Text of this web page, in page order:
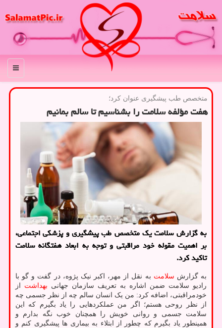
منو
متخصص طب پیشگیری عنوان كرد؛
هفت مؤلفه سلامت را بشناسیم تا سالم بمانیم
به گزارش سلامت یک متخصص طب پیشگیری و پزشکی اجتماعی،
بر اهمیت مقوله خود مراقبتی و توجه به ابعاد هفتگانه سلامت
تاکید کرد.
به گزارش سلامت به نقل از مهر، اکبر نیک پژوه، در گفت و گو با
رادیو سلامت ضمن اشاره به تعریف سازمان جهانی بهداشت از
خودمراقبتی، اضافه کرد: من یک انسان سالم چه از نظر جسمی چه
از نظر روحی هستم؛ اگر من عملکردهایی را یاد بگیرم که این
سلامت جسمی و روانی خویش را همچنان خوب نگه بدارم و
همینطور یاد بگیرم که چطور از ابتلاء به بیماری ها پیشگیری کنم و